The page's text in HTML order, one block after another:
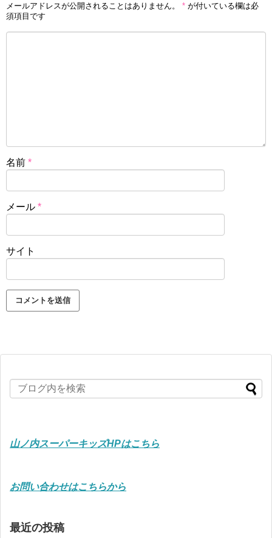
メールアドレスが公開されることはありません。 * が付いている欄は必
須項目です
名前 *
メール *
サイト
山ノ内スーパーキッズHPはこちら
お問い合わせはこちらから
最近の投稿